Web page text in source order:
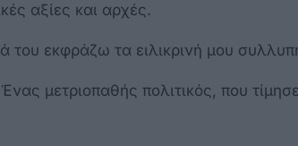
αξίες και αρχές.
του εκφράζω τα ειλικρινή μου
μετριοπαθής πολιτικός, που